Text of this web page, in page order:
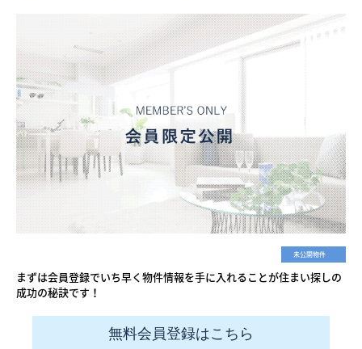
未公開物件
まずは会員登録でいち早く物件情報を手に入れることが住まい探しの
成功の秘訣です！
無料会員登録はこちら